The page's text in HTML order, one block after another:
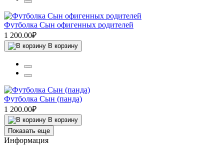
Футболка Сын офигенных родителей
1 200.00₽
В корзину
Футболка Сын (панда)
1 200.00₽
В корзину
Показать еще
Информация